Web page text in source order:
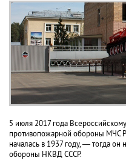
5 июля 2017 года
противопожарной обороны МЧС
началась в 1937 году, — тогда
обороны НКВД СССР.